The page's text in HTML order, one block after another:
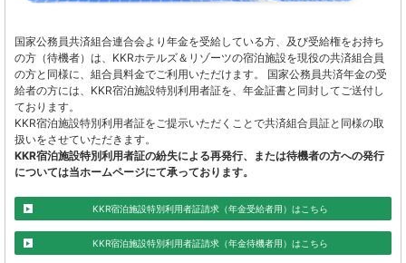
国家公務員共済組合連合会より年金を受給している方、及び受給権をお持ち
の方（待機者）は、KKRホテルズ＆リゾーツの宿泊施設を現役の共済組合員
の方と同様に、組合員料金でご利用いただけます。 国家公務員共済年金の受
給者の方には、KKR宿泊施設特別利用者証を、年金証書と同封してご送付し
ております。
KKR宿泊施設特別利用者証をご提示いただくことで共済組合員証と同様の取
扱いをさせていただきます。
KKR宿泊施設特別利用者証の紛失による再発行、または待機者の方への発行
については当ホームページにて承っております。
KKR宿泊施設特別利用者証請求（年金受給者用）はこちら
KKR宿泊施設特別利用者証請求（年金待機者用）はこちら